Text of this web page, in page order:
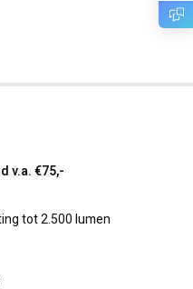
€75,-
tot 2.500 lumen